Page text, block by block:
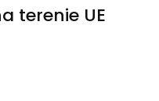
terenie UE